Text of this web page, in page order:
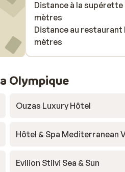
Distance à la supérette
mètres
Distance au restaurant
mètres
Olympique
Ouzas Luxury Hôtel
Hôtel & Spa Mediterranean
Evilion Stilvi Sea & Sun